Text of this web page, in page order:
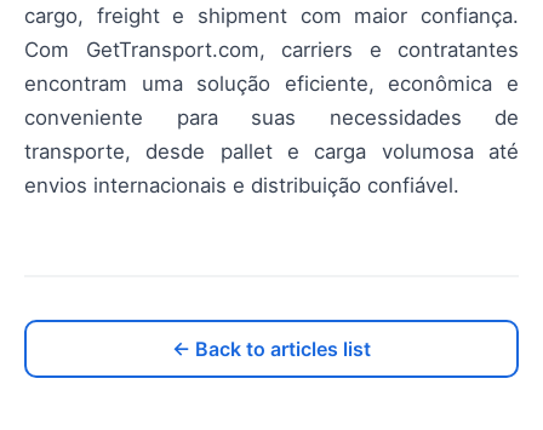
cargo, freight e shipment com maior confiança.
Com GetTransport.com, carriers e contratantes
encontram uma solução eficiente, econômica e
conveniente para suas necessidades de
transporte, desde pallet e carga volumosa até
envios internacionais e distribuição confiável.
← Back to articles list